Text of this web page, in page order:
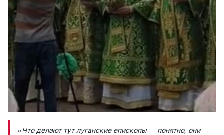
«Что делают тут луганские епископы — понятно, они